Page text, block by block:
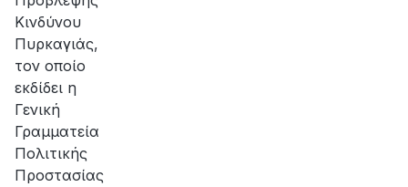
Κινδύνου
Πυρκαγιάς,
τον οποίο
εκδίδει η
Γενική
Γραμματεία
Πολιτικής
Προστασίας